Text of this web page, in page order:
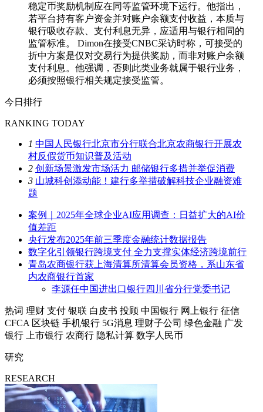
稳定币奖励机制应在同等监管环境下运行。他指出，
若平台持有客户资金并对账户余额支付收益，本质与
银行吸收存款、支付利息无异，应适用与银行相同的
监管标准。 Dimon在接受CNBC采访时称，可接受的
折中方案是仅对交易行为提供奖励，而非对账户余额
支付利息。他强调，否则此类业务就属于银行业务，
必须按照银行相关规定接受监管。
今日排行
RANKING TODAY
1 中国人民银行北京市分行联合北京农商银行开展农
村反假货币知识普及活动
2 创新场景激发市场活力 邮储银行多措并举促消费
3 山城科创添动能！建行多举措破解科技企业融资难
题
案例｜2025年全球企业AI应用调查：日益扩大的AI价
值差距
央行发布2025年前三季度金融统计数据报告
数字化引领银行跨境支付 全力支撑实体经济跨境前行
青岛农商银行获上海清算所清算会员资格，系山东省
内农商银行首家
李源任中国进出口银行四川省分行党委书记
热词 理财 支付 银联 白皮书 投顾 中国银行 网上银行 征信
CFCA 区块链 手机银行 5G消息 理财子公司 绿色金融 广发
银行
上市银行 农商行 隐私计算 数字人民币
研究
RESEARCH